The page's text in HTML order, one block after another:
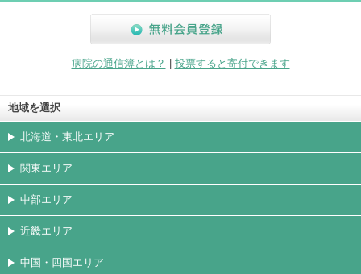
病院の通信簿とは？
投票すると寄付できます
地域を選択
北海道・東北エリア
関東エリア
中部エリア
近畿エリア
中国・四国エリア